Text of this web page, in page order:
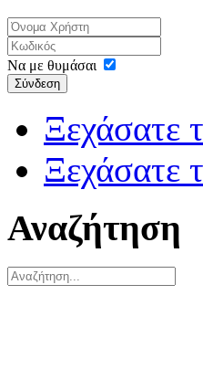
Να με θυμάσαι
Σύνδεση
Ξεχάσατε
Ξεχάσατε
Αναζήτηση